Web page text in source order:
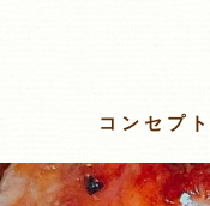
コンセプト